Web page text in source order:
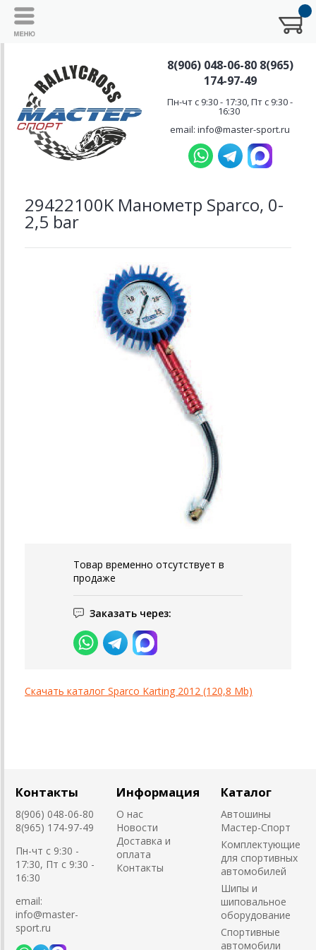
8(906) 048-06-80 8(965)
174-97-49
Пн-чт с 9:30 - 17:30, Пт с 9:30 -
16:30
email: info@master-sport.ru
29422100K Манометр Sparco, 0-
2,5 bar
Товар временно отсутствует в
продаже
Заказать через:
Скачать каталог Sparco Karting 2012 (120,8 Mb)
Контакты
8(906) 048-06-80
8(965) 174-97-49
Пн-чт с 9:30 -
17:30, Пт с 9:30 -
16:30
email:
info@master-
sport.ru
Информация
О нас
Новости
Доставка и
оплата
Контакты
Каталог
Автошины
Мастер-Спорт
Комплектующие
для спортивных
автомобилей
Шипы и
шиповальное
оборудование
Cпортивные
автомобили